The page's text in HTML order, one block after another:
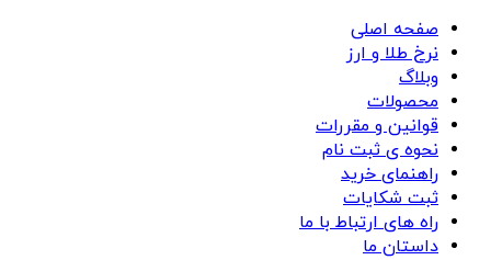
صفحه اصلی
نرخ طلا و ارز
وبلاگ
محصولات
قوانین و مقررات
نحوه ی ثبت نام
راهنمای خرید
ثبت شکایات
راه های ارتباط با ما
داستان ما